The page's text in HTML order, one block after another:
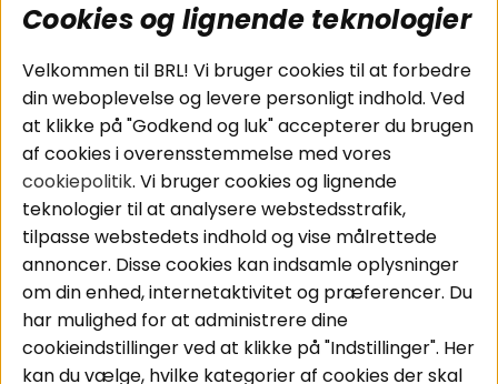
Populære sider
Pakkeløsninger
Bilstereo
Højttalere
Forstærker
Smartphone
Tilbehør
Kabler
Kundeservice
Cookies
Handelsbetingelser
Personvernpolicy
Service / Garanti /
Retur
Områder
Bilstereo
Følg os
Instagram
Cookies og lignende teknologier
Velkommen til BRL! Vi bruger cookies til at forbedre
din weboplevelse og levere personligt indhold. Ved
at klikke på "Godkend og luk" accepterer du brugen
af cookies i overensstemmelse med vores
cookiepolitik. Vi bruger cookies og lignende
teknologier til at analysere webstedsstrafik,
tilpasse webstedets indhold og vise målrettede
annoncer. Disse cookies kan indsamle oplysninger
om din enhed, internetaktivitet og præferencer. Du
har mulighed for at administrere dine
cookieindstillinger ved at klikke på "Indstillinger". Her
kan du vælge, hvilke kategorier af cookies der skal